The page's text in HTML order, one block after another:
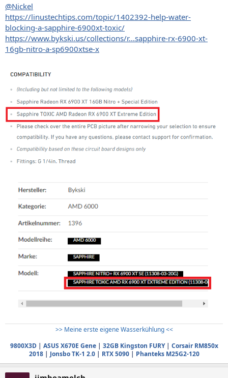
@Nickel
https://linustechtips.com/topic/1402392-help-water-
blocking-a-sapphire-6900xt-toxic/
https://www.bykski.us/collections/r...sapphire-rx-6900-xt-
16gb-nitro-a-sp6900xtse-x
>> Meine erste eigene Wasserkühlung <<
9800X3D| ASUS X670E Gene| 32GB Kingston FURY| Corsair RM850x
2018| Jonsbo TK-1 2.0| RTX 5090| Phanteks M25G2-120